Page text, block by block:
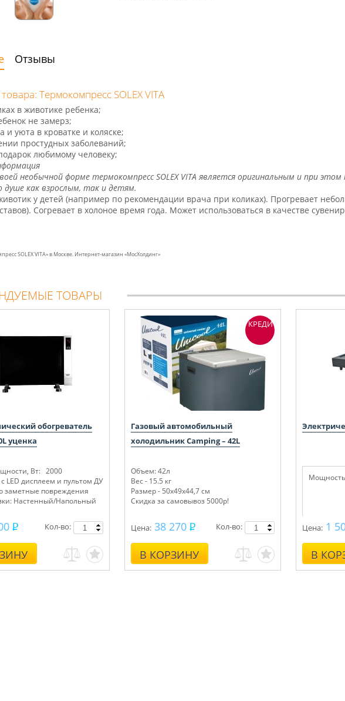
Отзывы
Термокомпресс SOLEX VITA
в животике ребенка;
не замерз;
и уюта в кроватке и коляске;
простудных заболеваний;
любимому человеку;
необычной форме термокомпресс SOLEX VITA является оригинальным и при
душе как взрослым, так и детям.
у детей (например по рекомендации врача при коликах). Прогревает
Согревает в холоное время года. Может использоваться в качестве
SOLEX VITA» в Москве. Интернет-магазин «МосХолдинг»
ТОВАРЫ
обогреватель
уценка
Вт: 2000
LED дисплеем и пультом ДУ
заметные повреждения
Настенный/Напольный
Кол-во:
Газовый автомобильный
холодильник Camping – 42L
Объем: 42л
Вес - 15.5 кг
Размер - 50х49х44,7 см
Скидка за самовывоз 5000р!
Цена: 38 270
В КОРЗИНУ
Кол-во:
КРЕДИТ
Цена: 1
В